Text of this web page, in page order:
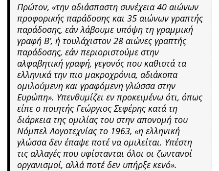
Πρώτον, «την αδιάσπαστη συνέχεια 40 αιώνων
προφορικής παράδοσης και 35 αιώνων γραπτής
παράδοσης, εάν λάβουμε υπόψη τη γραμμική
γραφή Β’, ή τουλάχιστον 28 αιώνες γραπτής
παράδοσης, εάν περιοριστούμε στην
αλφαβητική γραφή, γεγονός που καθιστά τα
ελληνικά την πιο μακροχρόνια, αδιάκοπα
ομιλούμενη και γραφόμενη γλώσσα στην
Ευρώπη». Υπενθυμίζει εν προκειμένω ότι, όπως
είπε ο ποιητής Γεώργιος Σεφέρης κατά τη
διάρκεια της ομιλίας του στην απονομή του
Νόμπελ Λογοτεχνίας το 1963, «η ελληνική
γλώσσα δεν έπαψε ποτέ να ομιλείται. Υπέστη
τις αλλαγές που υφίστανται όλοι οι ζωντανοί
οργανισμοί, αλλά ποτέ δεν υπήρξε κενό».